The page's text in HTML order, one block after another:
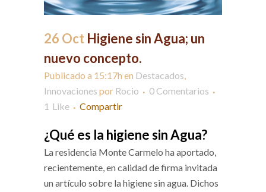
26 Oct Higiene sin Agua; un
nuevo concepto.
Publicado a 15:17h en Destacados,
Innovaciones por Rocio
0 Comentarios
1 Like Compartir
¿Qué es la higiene sin Agua?
La residencia Monte Carmelo ha aportado,
recientemente, en calidad de firma invitada
un artículo sobre la higiene sin agua. Dichos